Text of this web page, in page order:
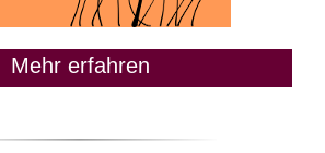
Mehr erfahren